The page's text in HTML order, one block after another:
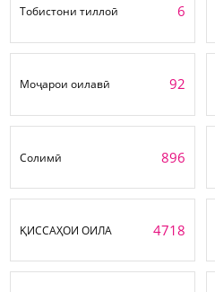
Тобистони тиллоӣ 6
Моҷарои оилавӣ 92
Солимӣ 896
ҚИССАҲОИ ОИЛА 4718